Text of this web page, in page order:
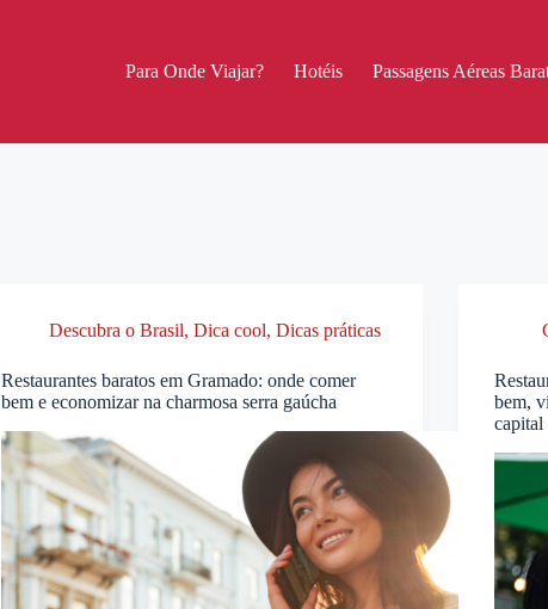
Para Onde Viajar? Hotéis Passagens Aéreas
Descubra o Brasil,Dica cool,Dicas práticas
Restaurantes baratos em Gramado: onde comer
bem e economizar na charmosa serra gaúcha
bem,
capital